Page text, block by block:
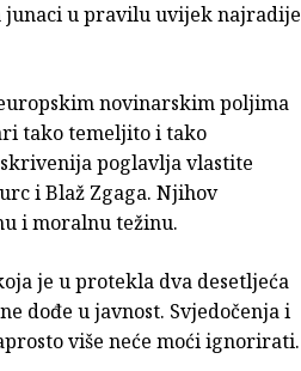
u pravilu uvijek najradije
novinarskim poljima
tako temeljito i tako
poglavlja vlastite
i Blaž Zgaga. Njihov
i moralnu težinu.
je u protekla dva desetljeća
dođe u javnost. Svjedočenja i
više neće moći ignorirati.